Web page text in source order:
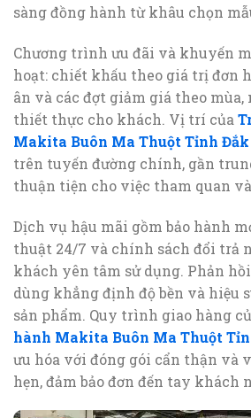
sàng đồng hành từ khâu chọn
Chương trình ưu đãi và khuyến
hoạt: chiết khấu theo giá trị đơn
ân và các đợt giảm giá theo
thiết thực cho khách. Vị trí của
Makita Buôn Ma Thuột Tỉnh
trên tuyến đường chính, gần
thuận tiện cho việc tham quan
Dịch vụ hậu mãi gồm bảo hành
thuật 24/7 và chính sách đổi trả
khách yên tâm sử dụng. Phản
dùng khẳng định độ bền và hiệu
sản phẩm. Quy trình giao hàng
hành Makita Buôn Ma Thuột
ưu hóa với đóng gói cẩn thận và
hẹn, đảm bảo đơn đến tay khách